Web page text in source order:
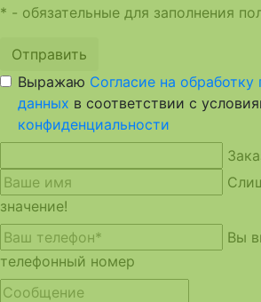
* - обязательные для заполнения
Отправить
Выражаю Согласие на обработку
данных в соответствии с
конфиденциальности
значение!
Вы
телефонный номер